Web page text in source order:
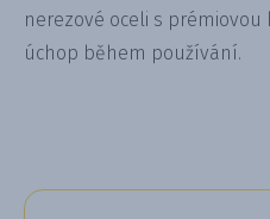
nerezové oceli s
úchop během používání.